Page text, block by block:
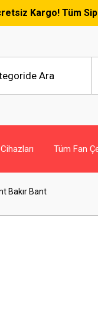
Geçerlidir.
Tüm Fan
Bakır Bant